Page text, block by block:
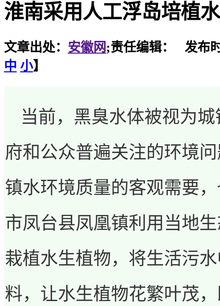
淮南采用人工浮岛培植
文章出处： 安徽网 ;责任编辑： 发布
中 小】
当前，黑臭水体被视为
府和公众普遍关注的环境
镇水环境质量的客观需要
市凤台县凤凰镇利用当地
栽植水生植物，将生活污
料，让水生植物花繁叶茂